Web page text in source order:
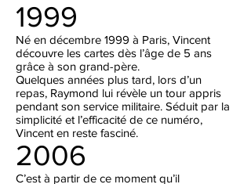
1999
Né en décembre 1999 à Paris, Vincent
découvre les cartes dès l’âge de 5 ans
grâce à son grand-père.
Quelques années plus tard, lors d’un
repas, Raymond lui révèle un tour appris
pendant son service militaire. Séduit par la
simplicité et l’efficacité de ce numéro,
Vincent en reste fasciné.
2006
C’est à partir de ce moment qu’il